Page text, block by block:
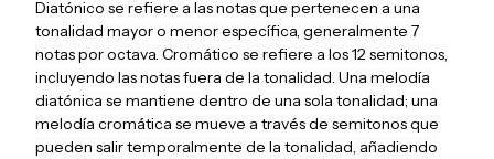
Diatónico se refiere a las notas que pertenecen a una
tonalidad mayor o menor específica, generalmente 7
notas por octava. Cromático se refiere a los 12 semitonos,
incluyendo las notas fuera de la tonalidad. Una melodía
diatónica se mantiene dentro de una sola tonalidad; una
melodía cromática se mueve a través de semitonos que
pueden salir temporalmente de la tonalidad, añadiendo